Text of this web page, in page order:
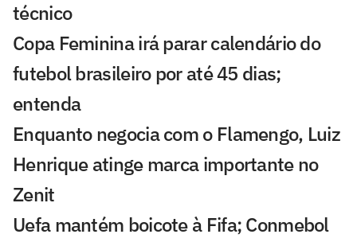
técnico
Copa Feminina irá parar calendário do
futebol brasileiro por até 45 dias;
entenda
Enquanto negocia com o Flamengo, Luiz
Henrique atinge marca importante no
Zenit
Uefa mantém boicote à Fifa; Conmebol